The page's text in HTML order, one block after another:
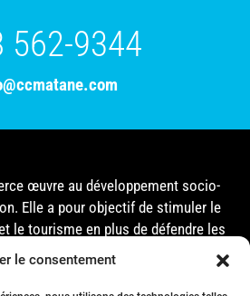
le consentement
562-9344
œuvre au développement socio-
Elle a pour objectif de stimuler le
le tourisme en plus de défendre les
et de l’ensemble de la